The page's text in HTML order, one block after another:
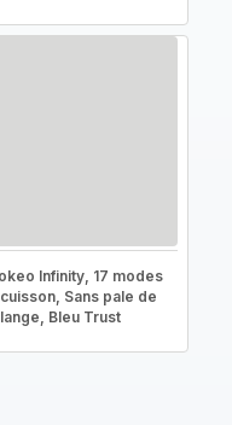
Infinity, 17 modes
Sans pale de
Bleu Trust